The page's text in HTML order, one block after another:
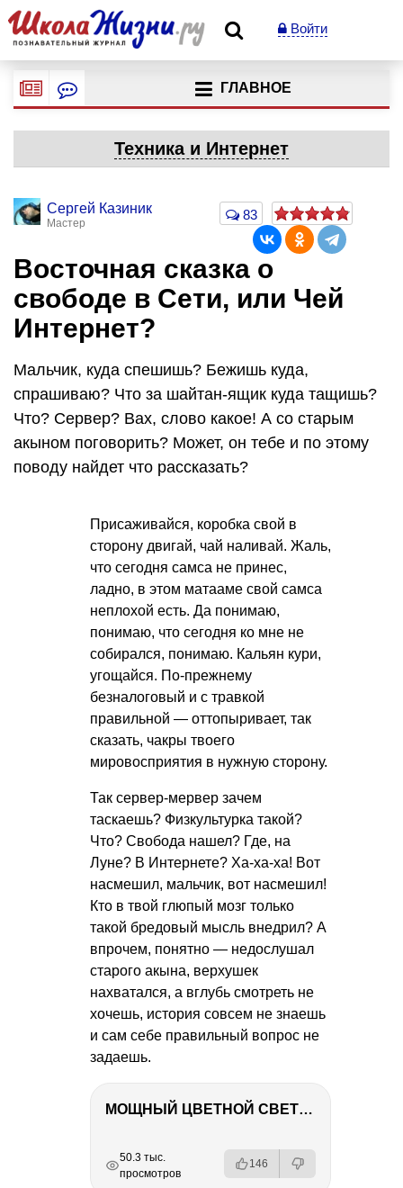
Войти
ГЛАВНОЕ
Техника и Интернет
Сергей Казиник
Мастер
83
Восточная сказка о
свободе в Сети, или Чей
Интернет?
Мальчик, куда спешишь? Бежишь куда,
спрашиваю? Что за шайтан-ящик куда тащишь?
Что? Сервер? Вах, слово какое! А со старым
акыном поговорить? Может, он тебе и по этому
поводу найдет что рассказать?
Присаживайся, коробка свой в
сторону двигай, чай наливай. Жаль,
что сегодня самса не принес,
ладно, в этом матааме свой самса
неплохой есть. Да понимаю,
понимаю, что сегодня ко мне не
собирался, понимаю. Кальян кури,
угощайся. По-прежнему
безналоговый и с травкой
правильной — оттопыривает, так
сказать, чакры твоего
мировосприятия в нужную сторону.
Так сервер-мервер зачем
таскаешь? Физкультурка такой?
Что? Свобода нашел? Где, на
Луне? В Интернете? Ха-ха-ха! Вот
насмешил, мальчик, вот насмешил!
Кто в твой глюпый мозг только
такой бредовый мысль внедрил? А
впрочем, понятно — недослушал
старого акына, верхушек
нахватался, а вглубь смотреть не
хочешь, история совсем не знаешь
и сам себе правильный вопрос не
задаешь.
МОЩНЫЙ ЦВЕТНОЙ СВЕТ – NANLITE FC-500C
РЕКЛАМА
РЕКЛАМА
РЕКЛАМА
РЕКЛАМА
50.3 тыс.
просмотров
146